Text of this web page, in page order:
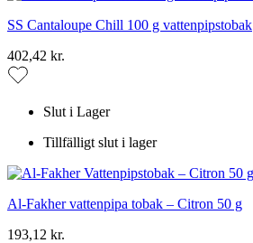
SS Cantaloupe Chill 100 g vattenpipstobak
402,42 kr.
Slut i Lager
Tillfälligt slut i lager
Al-Fakher vattenpipa tobak – Citron 50 g
193,12 kr.